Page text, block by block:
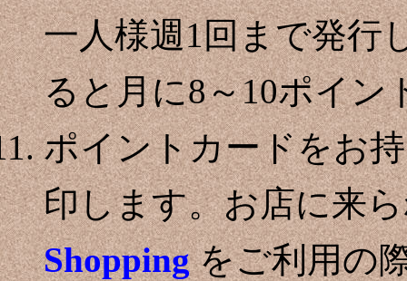
一人様週1回まで発行
ると月に8～10ポイン
ポイントカードをお
印します。お店に来
Shoppingをご利用の